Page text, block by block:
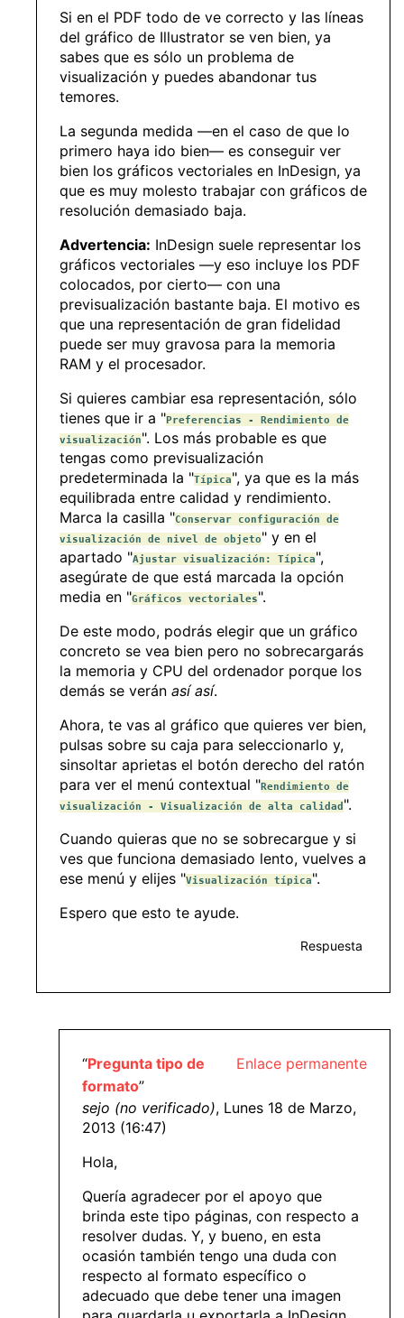
Si en el PDF todo de ve correcto y las líneas
del gráfico de Illustrator se ven bien, ya
sabes que es sólo un problema de
visualización y puedes abandonar tus
temores.
La segunda medida —en el caso de que lo
primero haya ido bien— es conseguir ver
bien los gráficos vectoriales en InDesign, ya
que es muy molesto trabajar con gráficos de
resolución demasiado baja.
Advertencia: InDesign suele representar los
gráficos vectoriales —y eso incluye los PDF
colocados, por cierto— con una
previsualización bastante baja. El motivo es
que una representación de gran fidelidad
puede ser muy gravosa para la memoria
RAM y el procesador.
Si quieres cambiar esa representación, sólo
tienes que ir a "Preferencias - Rendimiento de
visualización". Los más probable es que
tengas como previsualización
predeterminada la "Típica", ya que es la más
equilibrada entre calidad y rendimiento.
Marca la casilla "Conservar configuración de
visualización de nivel de objeto" y en el
apartado "Ajustar visualización: Típica",
asegúrate de que está marcada la opción
media en "Gráficos vectoriales".
De este modo, podrás elegir que un gráfico
concreto se vea bien pero no sobrecargarás
la memoria y CPU del ordenador porque los
demás se verán así así.
Ahora, te vas al gráfico que quieres ver bien,
pulsas sobre su caja para seleccionarlo y,
sinsoltar aprietas el botón derecho del ratón
para ver el menú contextual "Rendimiento de
visualización - Visualización de alta calidad".
Cuando quieras que no se sobrecargue y si
ves que funciona demasiado lento, vuelves a
ese menú y elijes "Visualización típica".
Espero que esto te ayude.
Respuesta
Enlace permanente
“Pregunta tipo de
formato”
sejo (no verificado), Lunes 18 de Marzo,
2013 (16:47)
Hola,
Quería agradecer por el apoyo que
brinda este tipo páginas, con respecto a
resolver dudas. Y, y bueno, en esta
ocasión también tengo una duda con
respecto al formato específico o
adecuado que debe tener una imagen